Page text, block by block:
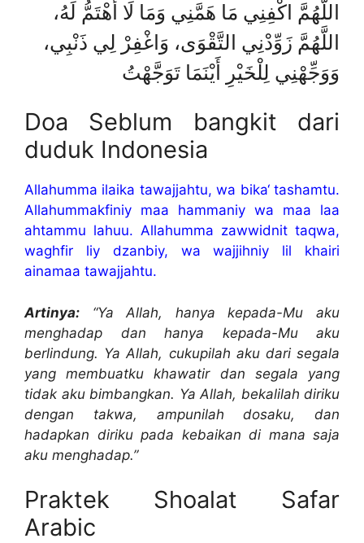
اللَّهُمَّ اكْفِنِي مَا هَمَّنِي وَمَا لَا أَهْتَمُّ لَهُ،
اللَّهُمَّ زَوِّدْنِي التَّقْوَى، وَاغْفِرْ لِي ذَنْبِي،
وَوَجِّهْنِي لِلْخَيْرِ أَيْنَمَا تَوَجَّهْتُ
Doa Seblum bangkit dari
duduk Indonesia
Allahumma ilaika tawajjahtu, wa bika‘ tashamtu.
Allahummakfiniy maa hammaniy wa maa laa
ahtammu lahuu. Allahumma zawwidnit taqwa,
waghfir liy dzanbiy, wa wajjihniy lil khairi
ainamaa tawajjahtu.
Artinya: “Ya Allah, hanya kepada-Mu aku
menghadap dan hanya kepada-Mu aku
berlindung. Ya Allah, cukupilah aku dari segala
yang membuatku khawatir dan segala yang
tidak aku bimbangkan. Ya Allah, bekalilah diriku
dengan takwa, ampunilah dosaku, dan
hadapkan diriku pada kebaikan di mana saja
aku menghadap.”
Praktek Shoalat Safar
Arabic